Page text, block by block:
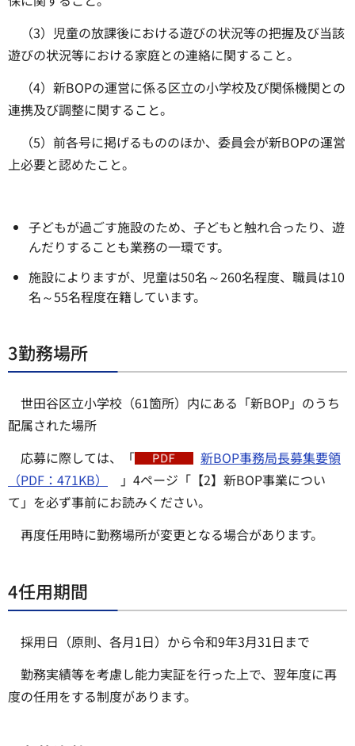
（3）児童の放課後における遊びの状況等の把握及び当該
遊びの状況等における家庭との連絡に関すること。
（4）新BOPの運営に係る区立の小学校及び関係機関との
連携及び調整に関すること。
（5）前各号に掲げるもののほか、委員会が新BOPの運営
上必要と認めたこと。
子どもが過ごす施設のため、子どもと触れ合ったり、遊
んだりすることも業務の一環です。
施設によりますが、児童は50名～260名程度、職員は10
名～55名程度在籍しています。
3勤務場所
世田谷区立小学校（61箇所）内にある「新BOP」のうち
配属された場所
応募に際しては、「
新BOP事務局長募集要領
（PDF：471KB）
」4ページ「【2】新BOP事業につい
て」を必ず事前にお読みください。
再度任用時に勤務場所が変更となる場合があります。
4任用期間
採用日（原則、各月1日）から令和9年3月31日まで
勤務実績等を考慮し能力実証を行った上で、翌年度に再
度の任用をする制度があります。